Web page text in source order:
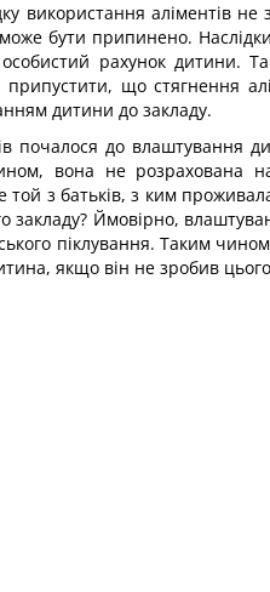
використання аліментів
бути припинено.
рахунок дитини.
що стягнення
дитини до закладу.
почалося до влаштування
вона не розрахована
з батьків, з ким
закладу? Ймовірно,
піклування. Таким
якщо він не зробив